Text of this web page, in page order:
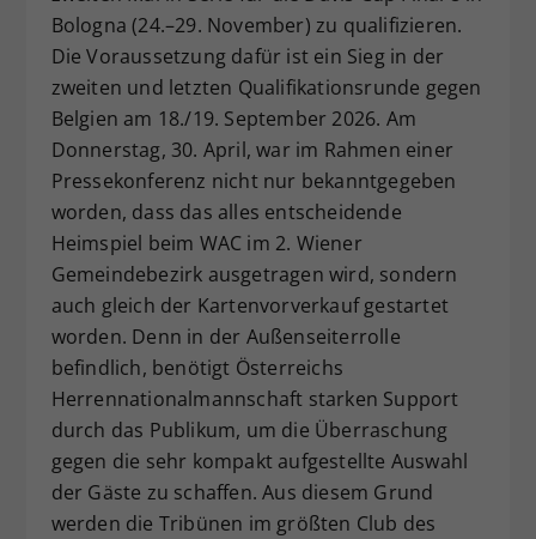
Bologna (24.–29. November) zu qualifizieren.
Die Voraussetzung dafür ist ein Sieg in der
zweiten und letzten Qualifikationsrunde gegen
Belgien am 18./19. September 2026. Am
Donnerstag, 30. April, war im Rahmen einer
Pressekonferenz nicht nur bekanntgegeben
worden, dass das alles entscheidende
Heimspiel beim WAC im 2. Wiener
Gemeindebezirk ausgetragen wird, sondern
auch gleich der Kartenvorverkauf gestartet
worden. Denn in der Außenseiterrolle
befindlich, benötigt Österreichs
Herrennationalmannschaft starken Support
durch das Publikum, um die Überraschung
gegen die sehr kompakt aufgestellte Auswahl
der Gäste zu schaffen. Aus diesem Grund
werden die Tribünen im größten Club des
Zweck
Dieser Wert speichert Ihre Consent-
Einstellungen. Unter anderem eine
zufällig generierte ID, für die
historische Speicherung Ihrer
vorgenommen Einstellungen, falls der
Webseiten-Betreiber dies eingestellt
hat.